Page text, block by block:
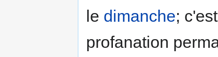
le dimanche;
profanation